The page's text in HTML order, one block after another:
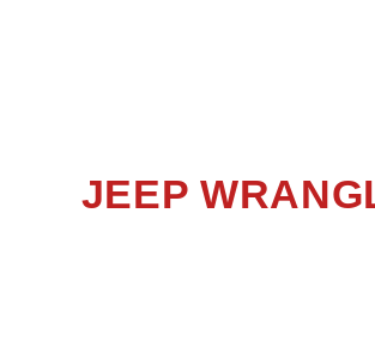
JEEP